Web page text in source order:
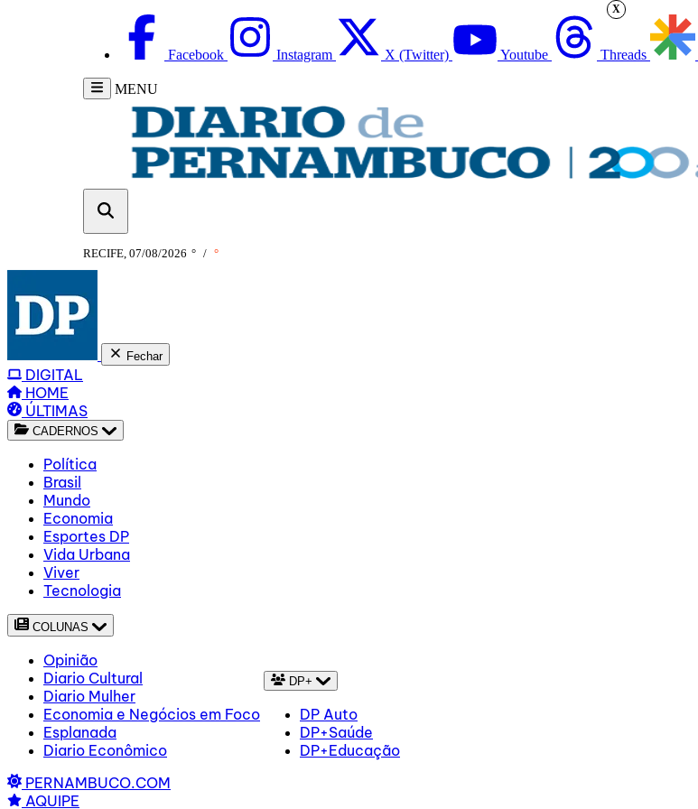
Facebook Instagram X (Twitter) Youtube Threads
MENU
RECIFE, 07/08/2026 ° / °
Fechar
DIGITAL
HOME
ÚLTIMAS
CADERNOS
Política
Brasil
Mundo
Economia
Esportes DP
Vida Urbana
Viver
Tecnologia
COLUNAS
Opinião
Diario Cultural
Diario Mulher
Economia e Negócios em Foco
Esplanada
Diario Econômico
DP+
DP Auto
DP+Saúde
DP+Educação
PERNAMBUCO.COM
AQUIPE
X